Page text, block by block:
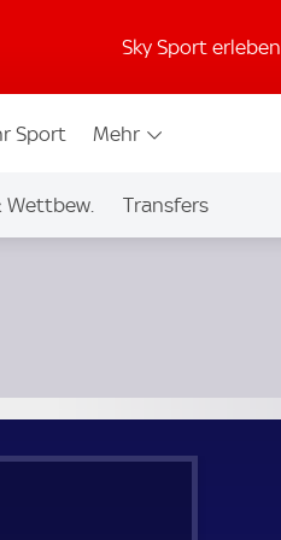
Sky Sport erleben
Sport Mehr
Wettbew. Transfers